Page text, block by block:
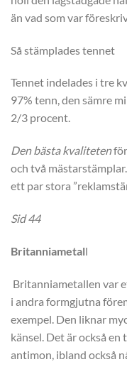
än vad som var
Så stämplades tennet
Tennet indelades i tre
97% tenn, den sämre
2/3 procent.
Den bästa kvaliteten
och två
ett par stora
Sid 44
Britanniametall
Britanniametallen var
i andra formgjutna
exempel. Den liknar
känsel. Det är också
antimon, ibland också